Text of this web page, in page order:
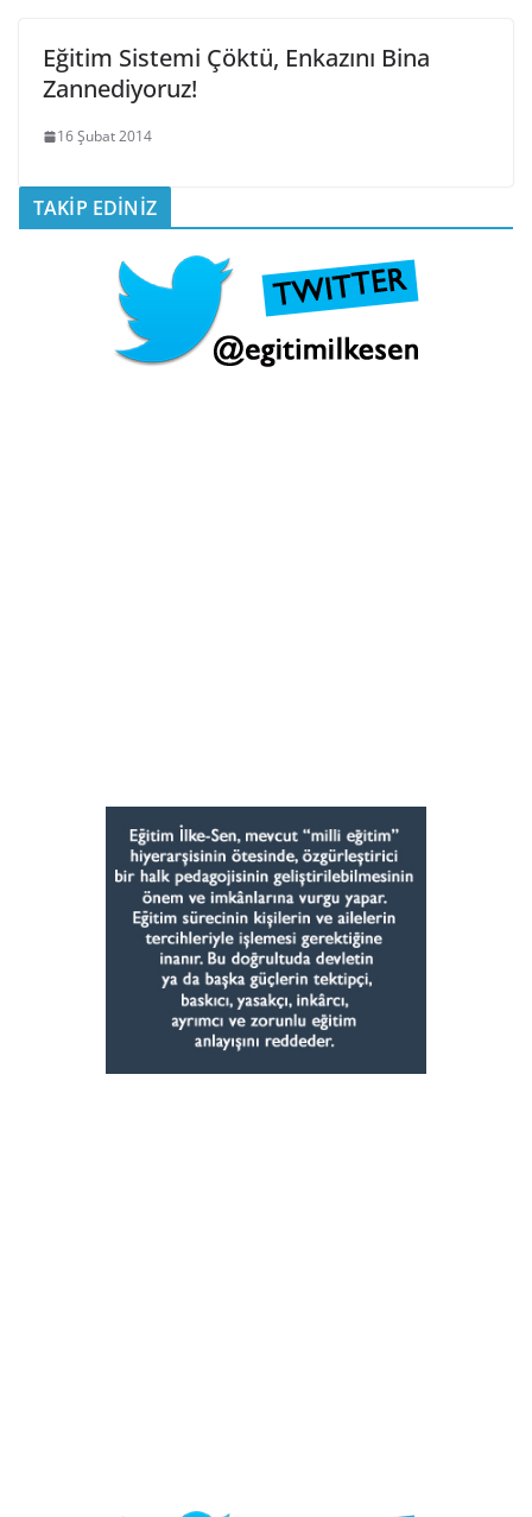
Eğitim Sistemi Çöktü, Enkazını Bina
Zannediyoruz!
16 Şubat 2014
TAKİP EDİNİZ